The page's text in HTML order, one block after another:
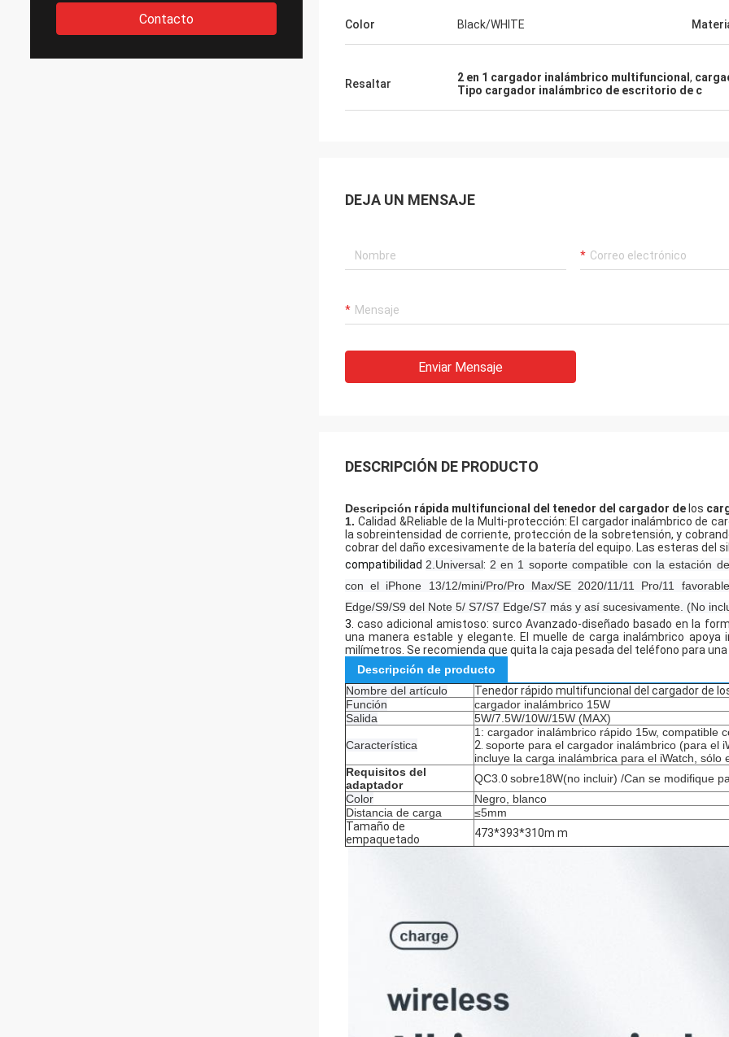
Contacto Color Black/WHITE
Resaltar 2 en 1 cargador inalámbrico multifuncional ,
Tipo cargador inalámbrico de escritorio de c
DEJA UN MENSAJE
Enviar Mensaje
DESCRIPCIÓN DE PRODUCTO
Descripción rápida multifuncional del tenedor del cargador de los
1.Calidad &Reliable de la Multi-protección: El cargador inalámbrico de
la sobreintensidad de corriente, protección de la sobretensión, y
cobrar del daño excesivamente de la batería del equipo. Las esteras del
compatibilidad 2.Universal: 2 en 1 soporte compatible con la estación
con el iPhone 13/12/mini/Pro/Pro Max/SE 2020/11/11 Pro/11
Edge/S9/S9 del Note 5/ S7/S7 Edge/S7 más y así sucesivamente. (No
3.caso adicional amistoso: surco Avanzado-diseñado basado en la
una manera estable y elegante. El muelle de carga inalámbrico
milímetros. Se recomienda que quita la caja pesada del teléfono para
Descripción de producto
Nombre del artículo
Tenedor rápido multifuncional del cargador de
Función
cargador inalámbrico 15W
Salida
5W/7.5W/10W/15W (MAX)
Característica
1: cargador inalámbrico rápido 15w, compatible
2. soporte para el cargador inalámbrico (para el
incluye la carga inalámbrica para el iWatch, sólo
Requisitos del
adaptador
QC3.0sobre18W(no incluir) /Can se modifique
Color
Negro, blanco
Distancia de carga
≤5mm
Tamaño de
empaquetado
473*393*310m m